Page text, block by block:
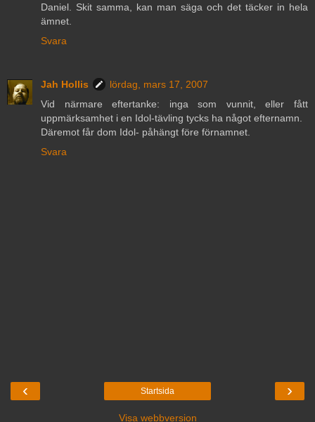
Daniel. Skit samma, kan man säga och det täcker in hela
ämnet.
Svara
Jah Hollis
lördag, mars 17, 2007
Vid närmare eftertanke: inga som vunnit, eller fått
uppmärksamhet i en Idol-tävling tycks ha något efternamn.
Däremot får dom Idol- påhängt före förnamnet.
Svara
‹ ›
Startsida
Visa webbversion